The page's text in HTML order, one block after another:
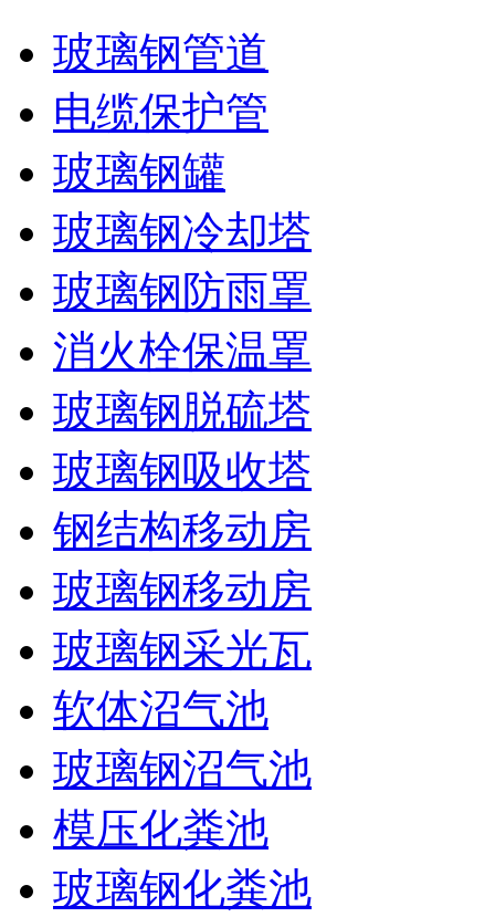
玻璃钢管道
电缆保护管
玻璃钢罐
玻璃钢冷却塔
玻璃钢防雨罩
消火栓保温罩
玻璃钢脱硫塔
玻璃钢吸收塔
钢结构移动房
玻璃钢移动房
玻璃钢采光瓦
软体沼气池
玻璃钢沼气池
模压化粪池
玻璃钢化粪池